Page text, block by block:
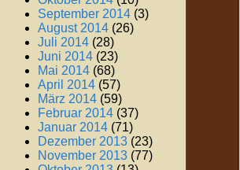
September 2014 (3)
August 2014 (26)
Juli 2014 (28)
Juni 2014 (23)
Mai 2014 (68)
April 2014 (57)
März 2014 (59)
Februar 2014 (37)
Januar 2014 (71)
Dezember 2013 (23)
November 2013 (77)